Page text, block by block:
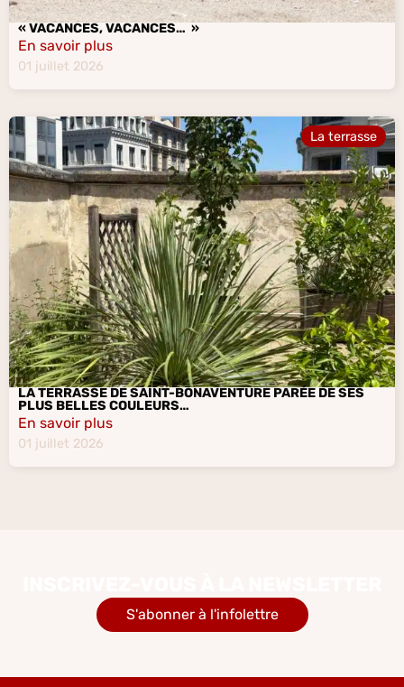
« VACANCES, VACANCES… »
En savoir plus
01 juillet 2026
La terrasse
LA TERRASSE DE SAINT-BONAVENTURE PARÉE DE SES
PLUS BELLES COULEURS…
En savoir plus
01 juillet 2026
S'abonner à l'infolettre